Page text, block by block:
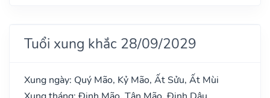
Tuổi xung khắc 28/09/2029
Xung ngày: Quý Mão, Kỷ Mão, Ất Sửu, Ất Mùi